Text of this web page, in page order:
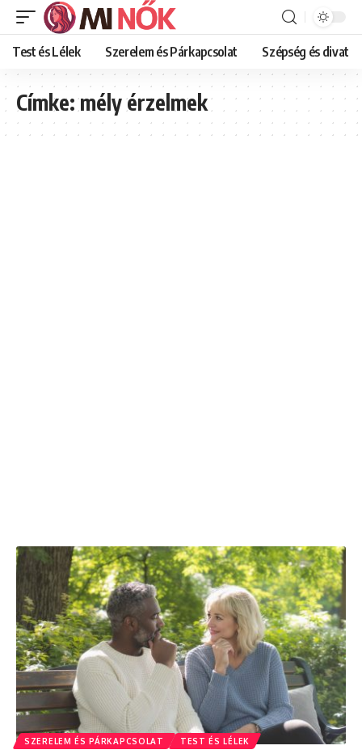
Test és Lélek Szerelem és Párkapcsolat Szépség és divat
Címke:mély érzelmek
SZERELEM ÉS PÁRKAPCSOLAT TEST ÉS LÉLEK